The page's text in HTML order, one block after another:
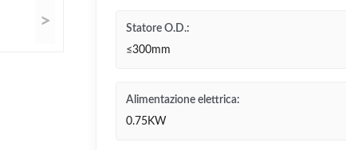
>
Statore O.D.:
≤300mm
Alimentazione elettrica:
0.75KW